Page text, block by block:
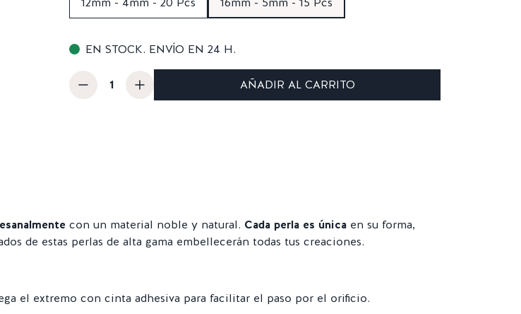
EN STOCK. ENVÍO EN 24 H.
AÑADIR AL CARRITO
con un material noble y natural. Cada perla es única en su forma,
de estas perlas de alta gama embellecerán todas tus creaciones.
el extremo con cinta adhesiva para facilitar el paso por el orificio.